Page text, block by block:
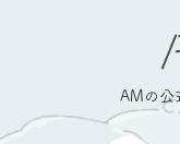
AMの公